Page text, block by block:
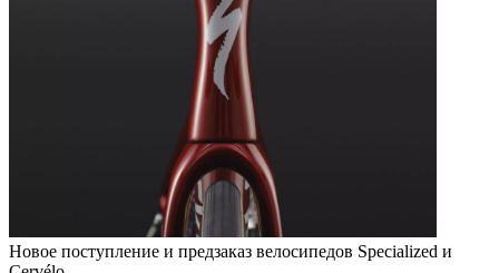
Новое поступление и предзаказ велосипедов Specialized и